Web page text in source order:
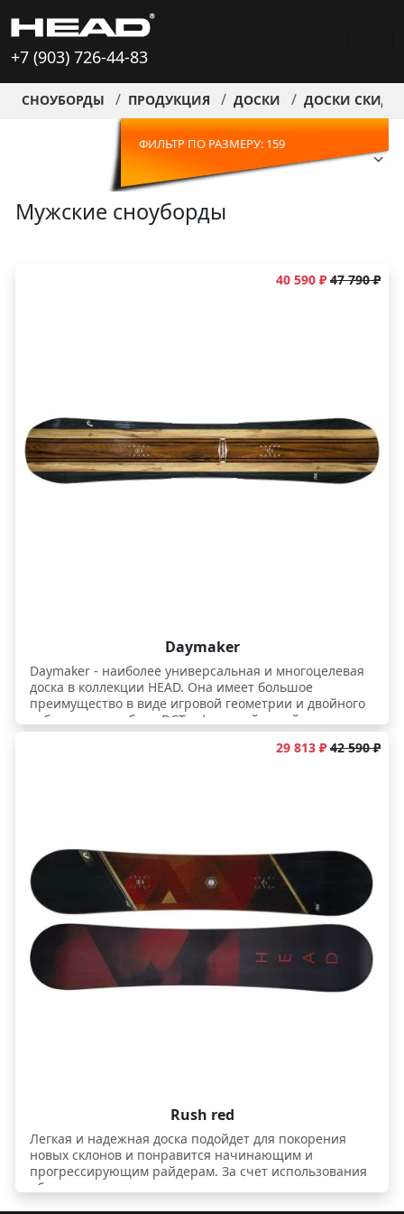
+7 (903) 726-44-83
СНОУБОРДЫ ПРОДУКЦИЯ ДОСКИ ДОСКИ
ФИЛЬТР ПО РАЗМЕРУ: 159
Мужские сноуборды
40 590 ₽ 47 790 ₽
Daymaker
Daymaker - наиболее универсальная и многоцелевая
доска в коллекции HEAD. Она имеет большое
преимущество в виде игровой геометрии и двойного
гибридного камбера DCT с флетовой зоной между
креплениями.
29 813 ₽ 42 590 ₽
Rush red
Легкая и надежная доска подойдет для покорения
новых склонов и понравится начинающим и
прогрессирующим райдерам. За счет использования
облегченного деревянного сердечника мало весит,